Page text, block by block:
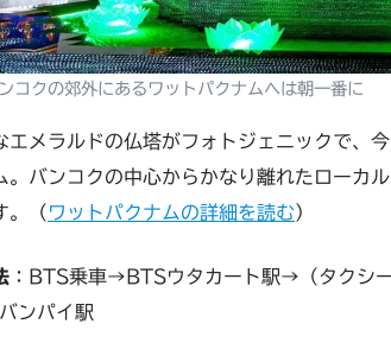
コクの郊外にあるワットパクナムへは朝一番に
エメラルドの仏塔がフォトジェニックで、
。バンコクの中心からかなり離れたローカ
。（ ワットパクナムの詳細を読む）
：BTS乗車→BTSウタカート駅→（タクシ
ンパイ駅